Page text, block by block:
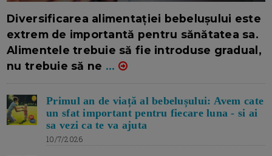
Diversificarea alimentației bebelușului este
extrem de importantă pentru sănătatea sa.
Alimentele trebuie să fie introduse gradual,
nu trebuie să ne ...
Primul an de viață al bebelușului: Avem cate
un sfat important pentru fiecare luna - si ai
sa vezi ca te va ajuta
10/7/2026